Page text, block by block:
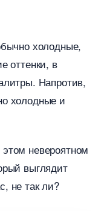
холодные,
оттенки,
Напротив,
холодные и
невероятном
выглядит
не так ли?